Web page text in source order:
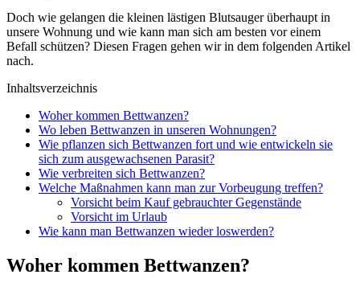
Doch wie gelangen die kleinen lästigen Blutsauger überhaupt in
unsere Wohnung und wie kann man sich am besten vor einem
Befall schützen? Diesen Fragen gehen wir in dem folgenden Artikel
nach.
Inhaltsverzeichnis
Woher kommen Bettwanzen?
Wo leben Bettwanzen in unseren Wohnungen?
Wie pflanzen sich Bettwanzen fort und wie entwickeln sie
sich zum ausgewachsenen Parasit?
Wie verbreiten sich Bettwanzen?
Welche Maßnahmen kann man zur Vorbeugung treffen?
Vorsicht beim Kauf gebrauchter Gegenstände
Vorsicht im Urlaub
Wie kann man Bettwanzen wieder loswerden?
Woher kommen Bettwanzen?